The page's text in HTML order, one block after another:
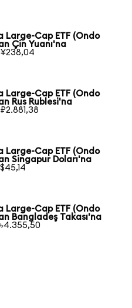
Large-Cap ETF (Ondo
Çin Yuanı'na
Large-Cap ETF (Ondo
Rus Rublesi'na
Large-Cap ETF (Ondo
Singapur Doları'na
Large-Cap ETF (Ondo
Bangladeş Takası'na